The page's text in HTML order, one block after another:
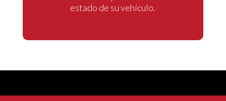
estado de su vehículo.